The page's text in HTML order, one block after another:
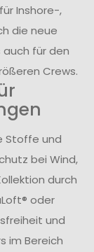
Inshore-,
die neue
für den
Crews.
Stoffe und
bei Wind,
durch
oder
und
im Bereich